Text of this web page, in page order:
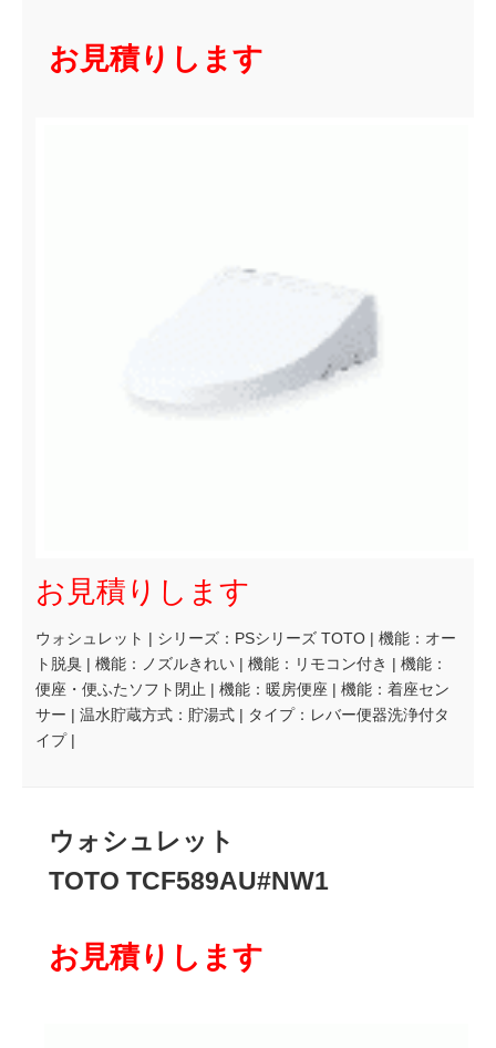
お見積りします
お見積りします
ウォシュレット | シリーズ：PSシリーズ TOTO | 機能：オー
ト脱臭 | 機能：ノズルきれい | 機能：リモコン付き | 機能：
便座・便ふたソフト閉止 | 機能：暖房便座 | 機能：着座セン
サー | 温水貯蔵方式：貯湯式 | タイプ：レバー便器洗浄付タ
イプ |
ウォシュレット
TOTO TCF589AU#NW1
お見積りします